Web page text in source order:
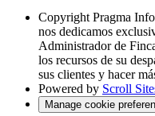
Copyright Pragma
nos dedicamos
Administrador de
los recursos de su
sus clientes y hacer
Powered by Scroll
Manage cookie